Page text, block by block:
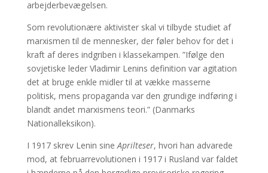
arbejderbevægelsen.
Som revolutionære aktivister skal vi tilbyde studiet af
marxismen til de mennesker, der føler behov for det i
kraft af deres indgriben i klassekampen. ”Ifølge den
sovjetiske leder Vladimir Lenins definition var agitation
det at bruge enkle midler til at vække masserne
politisk, mens propaganda var den grundige indføring i
blandt andet marxismens teori.” (Danmarks
Nationalleksikon).
I 1917 skrev Lenin sine Aprilteser, hvori han advarede
mod, at februarrevolutionen i 1917 i Rusland var faldet